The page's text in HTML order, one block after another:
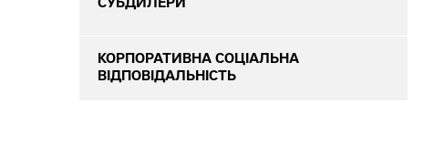
СУБДИЛЕРИ
КОРПОРАТИВНА СОЦІАЛЬНА
ВІДПОВІДАЛЬНІСТЬ